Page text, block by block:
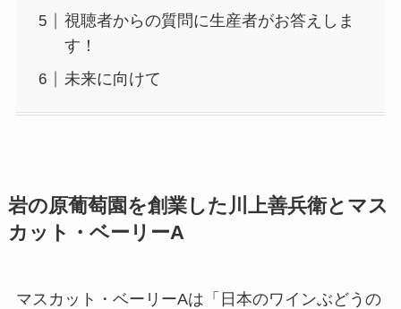
視聴者からの質問に生産者がお答えしま
す！
未来に向けて
岩の原葡萄園を創業した川上善兵衛とマス
カット・ベーリーA
マスカット・ベーリーAは「日本のワインぶどうの